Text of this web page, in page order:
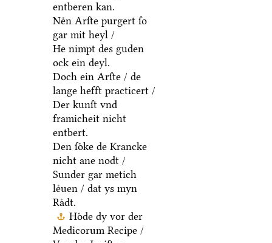
entberen kan.
Neͤn Arſte purgert ſo
gar mit heyl /
He nimpt des guden
ock ein deyl.
Doch ein Arſte / de
lange hefft practicert /
Der kunſt vnd
framicheit nicht
entbert.
Den ſoͤke de Krancke
nicht ane nodt /
Sunder gar metich
leͤuen / dat ys myn
Raͤdt.
Hoͤde dy vor der
Medicorum Recipe /